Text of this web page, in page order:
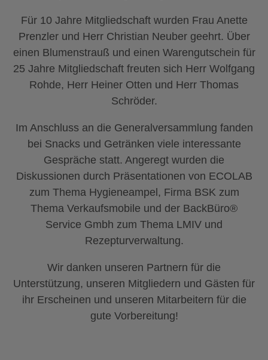
Für 10 Jahre Mitgliedschaft wurden Frau Anette
Prenzler und Herr Christian Neuber geehrt. Über
einen Blumenstrauß und einen Warengutschein für
25 Jahre Mitgliedschaft freuten sich Herr Wolfgang
Rohde, Herr Heiner Otten und Herr Thomas
Schröder.
Im Anschluss an die Generalversammlung fanden
bei Snacks und Getränken viele interessante
Gespräche statt. Angeregt wurden die
Diskussionen durch Präsentationen von ECOLAB
zum Thema Hygieneampel, Firma BSK zum
Thema Verkaufsmobile und der BackBüro®
Service Gmbh zum Thema LMIV und
Rezepturverwaltung.
Wir danken unseren Partnern für die
Unterstützung, unseren Mitgliedern und Gästen für
ihr Erscheinen und unseren Mitarbeitern für die
gute Vorbereitung!